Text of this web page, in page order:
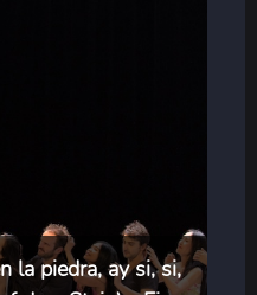
la piedra, ay si, si,